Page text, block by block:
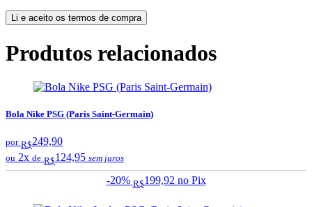
Li e aceito os termos de compra
Produtos relacionados
Bola Nike PSG (Paris Saint-Germain)
por R$249,90
ou 2x de R$124,95 sem juros
-20% R$199,92 no Pix